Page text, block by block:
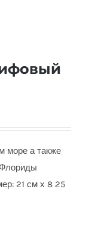
море а также
Флориды
21 см х 8 25